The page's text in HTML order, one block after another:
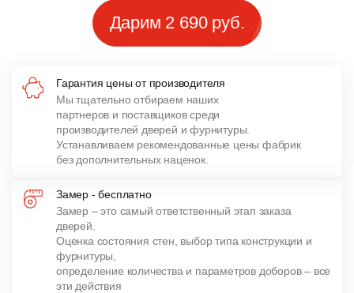
Дарим 2 690 руб.
Гарантия цены от производителя
Мы тщательно отбираем наших
партнеров и поставщиков среди
производителей дверей и фурнитуры.
Устанавливаем рекомендованные цены фабрик
без дополнительных наценок.
Замер - бесплатно
Замер – это самый ответственный этап заказа
дверей.
Оценка состояния стен, выбор типа конструкции и
фурнитуры,
определение количества и параметров доборов – все
эти действия